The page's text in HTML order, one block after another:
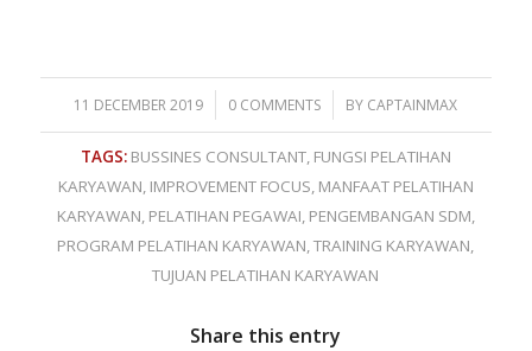
11 DECEMBER 2019
/ 0 COMMENTS
/ BY CAPTAINMAX
TAGS: BUSSINES CONSULTANT, FUNGSI PELATIHAN
KARYAWAN, IMPROVEMENT FOCUS, MANFAAT PELATIHAN
KARYAWAN, PELATIHAN PEGAWAI, PENGEMBANGAN SDM,
PROGRAM PELATIHAN KARYAWAN,TRAINING KARYAWAN,
TUJUAN PELATIHAN KARYAWAN
Share this entry